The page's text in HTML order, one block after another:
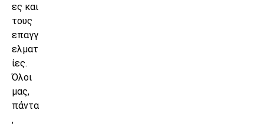
ες και
τους
επαγγ
ελματ
ίες.
Όλοι
μας,
πάντα
,